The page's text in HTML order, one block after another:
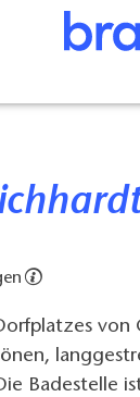
von
Badestelle